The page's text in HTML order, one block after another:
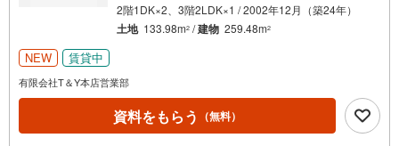
2階1DK×2、3階2LDK×1 / 2002年12月（築24年）
土地 133.98m2 /建物 259.48m2
NEW 賃貸中
有限会社T＆Y本店営業部
資料をもらう （無料）